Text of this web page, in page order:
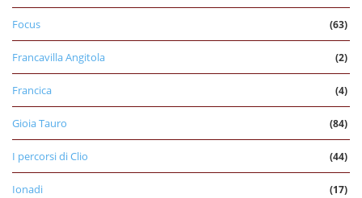
Focus (63)
Francavilla Angitola (2)
Francica (4)
Gioia Tauro (84)
I percorsi di Clio (44)
Ionadi (17)